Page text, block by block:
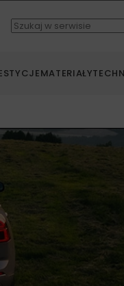
MATERIAŁY